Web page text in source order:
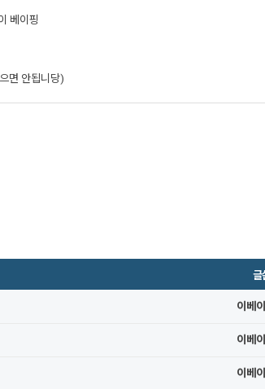
베이핑
면 안됩니당)
글
이베
이베
이베